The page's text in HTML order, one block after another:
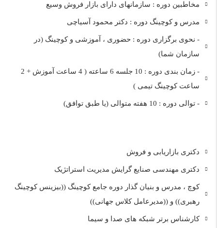
مخاطبین دوره : سازمانهای دارای بازار فروش وسیع
مدرس و کوچینگ دوره : دکتر محمود آسیاچی
- نحوی برگزاری دوره : حضوری ، آموزشی و کوچینگ (در
سازمان شما)
- زمان بندی دوره : 10 جلسه 6 ساعته ( 4 ساعت آموزش + 2
ساعت کوچینگ تیمی )
- توالی دوره : 10 هفته متوالی (یا طبق توافق)
دکتری بازاریابی و فروش
دکتری مهندسی صنایع گرایش مدیریت استراتژیک
کوچ ، مدرس و بنیان گذار دوره جامع کوچینگ ((بیزینس کوچینگ
رهبری)) و ((مدیرعامل کلاس جهانی))
کارشناس برتر شبکه های صدا و سیما